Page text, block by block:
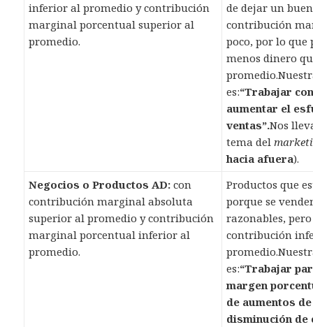
inferior al promedio y contribución
marginal porcentual superior al
promedio.
de dejar un
contribución
poco, por lo
menos dinero
es:“Trabajar
aumentar el
ventas”.Nos
tema del
hacia afuera).
Negocios o Productos AD:con
contribución marginal absoluta
superior al promedio y contribución
marginal porcentual inferior al
promedio.
Productos que
porque se
razonables,
contribución
es:“Trabajar
margen
de aumentos
disminución de